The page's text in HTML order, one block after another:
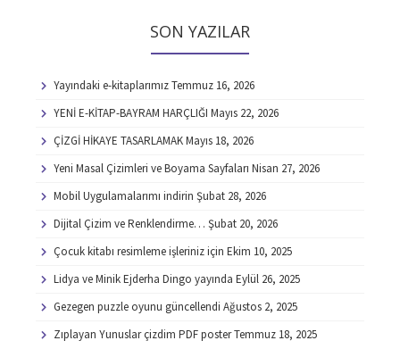
SON YAZILAR
Yayındaki e-kitaplarımızTemmuz 16, 2026
YENİ E-KİTAP-BAYRAM HARÇLIĞI Mayıs 22, 2026
ÇİZGİ HİKAYE TASARLAMAKMayıs 18, 2026
Yeni Masal Çizimleri ve Boyama Sayfaları Nisan 27, 2026
Mobil Uygulamalarımı indirin Şubat 28, 2026
Dijital Çizim ve Renklendirme… Şubat 20, 2026
Çocuk kitabı resimleme işleriniz için Ekim 10, 2025
Lidya ve Minik Ejderha Dingo yayında Eylül 26, 2025
Gezegen puzzle oyunu güncellendi Ağustos 2, 2025
Zıplayan Yunuslar çizdim PDF posterTemmuz 18, 2025